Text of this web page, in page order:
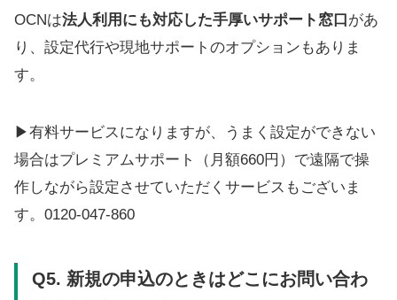
OCNは法人利用にも対応した手厚いサポート窓口があ
り、設定代行や現地サポートのオプションもありま
す。
▶有料サービスになりますが、うまく設定ができない
場合はプレミアムサポート（月額660円）で遠隔で操
作しながら設定させていただくサービスもございま
す。0120-047-860
Q5. 新規の申込のときはどこにお問い合わ